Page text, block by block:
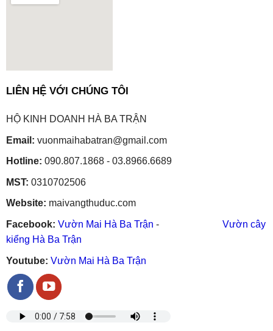
embedgooglemap.net
LIÊN HỆ VỚI CHÚNG TÔI
HỘ KINH DOANH HÀ BA TRẬN
Email: vuonmaihabatran@gmail.com
Hotline: 090.807.1868 - 03.8966.6689
MST: 0310702506
Website: maivangthuduc.com
Facebook: Vườn Mai Hà Ba Trận - Vườn cây
kiểng Hà Ba Trận
Youtube: Vườn Mai Hà Ba Trận